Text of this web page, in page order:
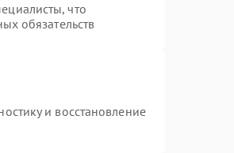
что
обязательств
и восстановление